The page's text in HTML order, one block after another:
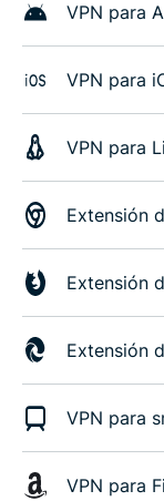
VPN para
VPN para
VPN para
Extensión
Extensión
Extensión
VPN para
VPN para